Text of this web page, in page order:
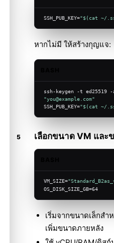
SSH_PUB_KEY="$(cat ~/
หากไม่มี ให้สร้างกุญแจ:
"you@example.com"
SSH_PUB_KEY="$(cat ~/
เลือกขนาด VM และ
VM_SIZE=
OS_DISK_SIZE_GB=64
เริ่มจากขนาดเล็กสำ
เพิ่มขนาดภายหลัง